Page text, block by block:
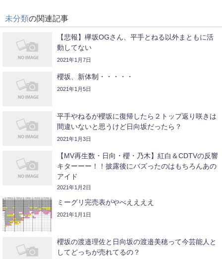
未分類の関連記事
【悲報】欅坂OGさん、平手とねる以外まともに活
動してない
2021年1月7日
櫻坂、新体制・・・・・
2021年1月5日
平手やねるが櫻坂に復帰したら２トップ返り咲きは
間違いないと思うけど日向坂だったら？
2021年1月3日
【MV再生数・日向・櫻・乃木】紅白＆CDTVの反響
キターーー！！披露後にバズったのはもちろんあの
アイド
2021年1月2日
ミーグリ完売表がやべええええ
2021年1月1日
櫻坂の渡邉理佐と日向坂の渡邉美穂って今芸能人と
してどっちが売れてるの？